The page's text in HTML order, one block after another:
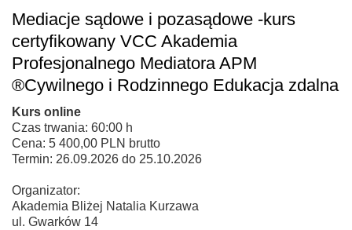
Mediacje sądowe i pozasądowe -kurs
certyfikowany VCC Akademia
Profesjonalnego Mediatora APM
®Cywilnego i Rodzinnego Edukacja zdalna
Kurs online
Czas trwania: 60:00 h
Cena: 5 400,00 PLN brutto
Termin: 26.09.2026 do 25.10.2026
Organizator:
Akademia Bliżej Natalia Kurzawa
ul. Gwarków 14